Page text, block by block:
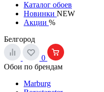
Каталог обоев
Новинки NEW
Акции %
Белгород
0
Обои по брендам
Marburg